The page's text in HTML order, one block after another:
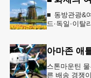
■ 동방관광&
드·독일·이탈
아마존 애
스톤마운틴
른 배송 경쟁